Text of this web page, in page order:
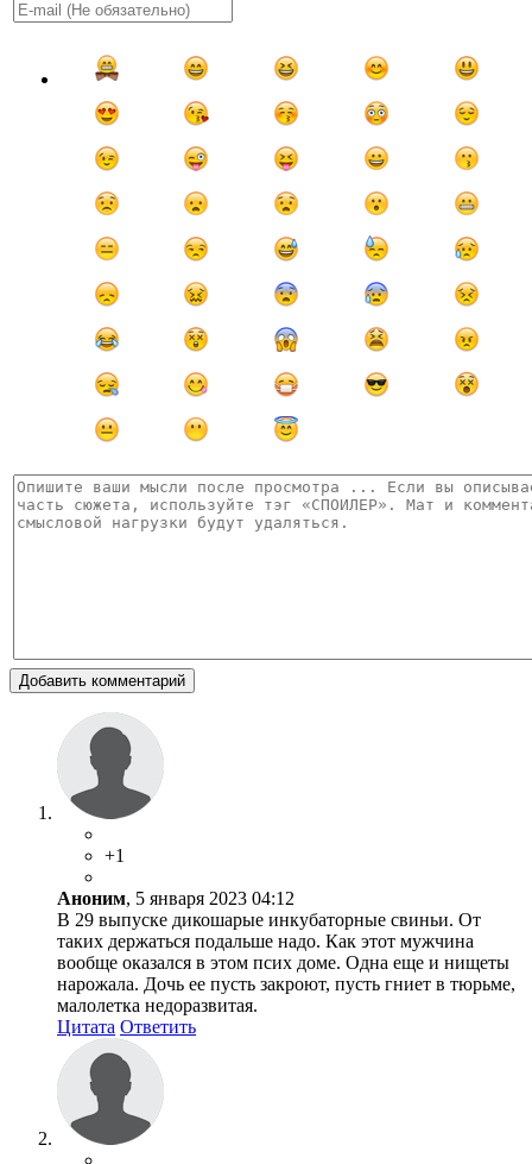
Добавить комментарий
+1
Аноним, 5 января 2023 04:12
В 29 выпуске дикошарые инкубаторные свиньи. От
таких держаться подальше надо. Как этот мужчина
вообще оказался в этом псих доме. Одна еще и нищеты
нарожала. Дочь ее пусть закроют, пусть гниет в тюрьме,
малолетка недоразвитая.
Цитата Ответить